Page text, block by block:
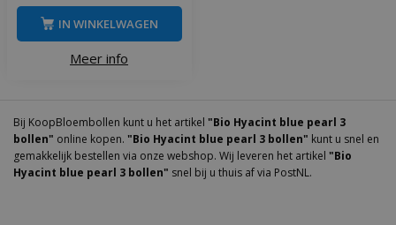
Meer info
IN WINKELWAGEN
Bij KoopBloembollen kunt u het artikel "Bio Hyacint blue pearl 3
bollen" online kopen. "Bio Hyacint blue pearl 3 bollen" kunt u snel en
gemakkelijk bestellen via onze webshop. Wij leveren het artikel "Bio
Hyacint blue pearl 3 bollen" snel bij u thuis af via PostNL.